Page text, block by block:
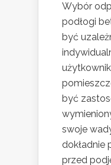
Wybór
podłogi
być
być
swoje
dokładnie
przed